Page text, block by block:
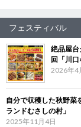
フェスティバル
絶品屋
回「川
2026年4
自分で収穫した秋野
ランドむさしの村」
2025年11月4日